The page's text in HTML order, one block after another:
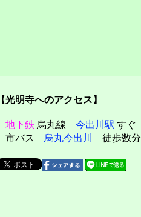
【光明寺へのアクセス】
地下鉄 烏丸線 今出川駅 すぐ
市バス 烏丸今出川 徒歩数分